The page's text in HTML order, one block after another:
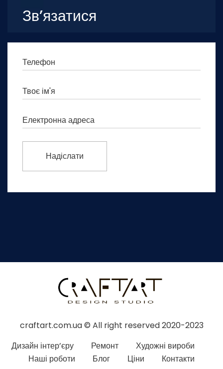
Зв’язатися
craftart.com.ua © All right reserved 2020-2023
Дизайн інтер’єру
Ремонт
Художні вироби
Наші роботи
Блог Ціни Контакти